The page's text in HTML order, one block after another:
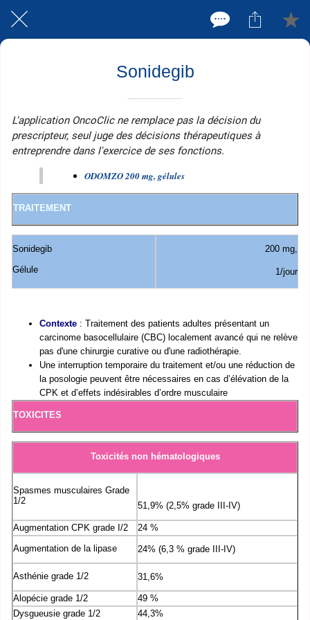
Sonidegib
L'application OncoClic ne remplace pas la décision du
prescripteur, seul juge des décisions thérapeutiques à
entreprendre dans l'exercice de ses fonctions.
ODOMZO 200 mg, gélules
TRAITEMENT
Sonidegib
Gélule
200 mg,
1/jour
Contexte : Traitement des patients adultes présentant un
carcinome basocellulaire (CBC) localement avancé qui ne relève
pas d'une chirurgie curative ou d'une radiothérapie.
Une interruption temporaire du traitement et/ou une réduction de
la posologie peuvent être nécessaires en cas d’élévation de la
CPK et d’effets indésirables d’ordre musculaire
TOXICITES
Toxicités non hématologiques
Spasmes musculaires Grade
1/2
51,9% (2,5% grade III-IV)
Augmentation CPK grade I/2
24 %
Augmentation de la lipase
24% (6,3 % grade III-IV)
Asthénie grade 1/2 31,6%
Alopécie grade 1/2
49 %
Dysgueusie grade 1/2
44,3%